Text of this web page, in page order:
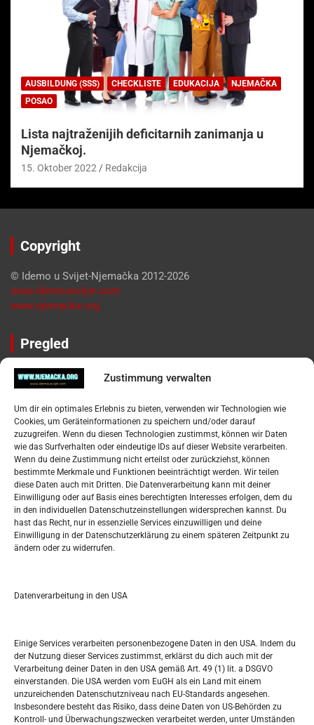
Zustimmung verwalten
Um dir ein optimales Erlebnis zu bieten, verwenden wir Technologien wie
Cookies, um Geräteinformationen zu speichern und/oder darauf
zuzugreifen. Wenn du diesen Technologien zustimmst, können wir Daten
wie das Surfverhalten oder eindeutige IDs auf dieser Website verarbeiten.
Wenn du deine Zustimmung nicht erteilst oder zurückziehst, können
bestimmte Merkmale und Funktionen beeinträchtigt werden. Wir teilen
diese Daten auch mit Dritten. Die Datenverarbeitung kann mit deiner
Einwilligung oder auf Basis eines berechtigten Interesses erfolgen, dem du
in den individuellen Datenschutzeinstellungen widersprechen kannst. Du
hast das Recht, nur in essenzielle Services einzuwilligen und deine
Einwilligung in der Datenschutzerklärung zu einem späteren Zeitpunkt zu
ändern oder zu widerrufen.
Datenverarbeitung in den USA
Einige Services verarbeiten personenbezogene Daten in den USA. Indem du
der Nutzung dieser Services zustimmst, erklärst du dich auch mit der
Verarbeitung deiner Daten in den USA gemäß Art. 49 (1) lit. a DSGVO
einverstanden. Die USA werden vom EuGH als ein Land mit einem
unzureichenden Datenschutzniveau nach EU-Standards angesehen.
Insbesondere besteht das Risiko, dass deine Daten von US-Behörden zu
Kontroll- und Überwachungszwecken verarbeitet werden, unter Umständen
AUSBILDUNG (SSS) CHECKLISTE EDUKACIJA
NJEMAČKA
POSAO
Lista najtraženijih deficitarnih zanimanja u
Njemačkoj.
15. Oktober 2022 Redakcija
Copyright
© Idemo u Svijet-Njemačka 2012-2026
www.idemousvijet.com
www.njemacka.org
Pregled
Impressum
Datenschutzerklärung
Widerufsbelehrung
Oglašavanje / Postavite svoj oglas
Tko je “Idemo u Svijet – Njemačka?
Pretražite stranicu:
S
e
a
h
M D M D F S S
1
3 4 5 6 7 8
10 11 12 13 14 15 16